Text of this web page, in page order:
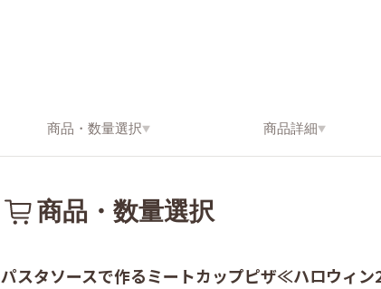
商品・ 数量選択 商品詳細
商品・数量選択
パスタソースで作るミートカップピザ≪ハロウィ